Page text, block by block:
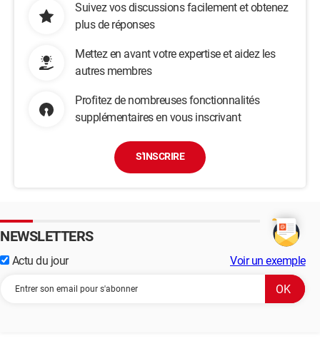
Suivez vos discussions facilement et obtenez
plus de réponses
Mettez en avant votre expertise et aidez les
autres membres
Profitez de nombreuses fonctionnalités
supplémentaires en vous inscrivant
S'INSCRIRE
NEWSLETTERS
Actu du jour Voir un exemple